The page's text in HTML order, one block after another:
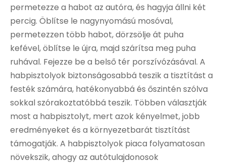
permetezze a habot az autóra, és hagyja állni két
percig. Öblítse le nagynyomású mosóval,
permetezzen több habot, dörzsölje át puha
kefével, öblítse le újra, majd szárítsa meg puha
ruhával. Fejezze be a belső tér porszívózásával. A
habpisztolyok biztonságosabbá teszik a tisztítást a
festék számára, hatékonyabbá és őszintén szólva
sokkal szórakoztatóbbá teszik. Többen választják
most a habpisztolyt, mert azok kényelmet, jobb
eredményeket és a környezetbarát tisztítást
támogatják. A habpisztolyok piaca folyamatosan
növekszik, ahogy az autótulajdonosok